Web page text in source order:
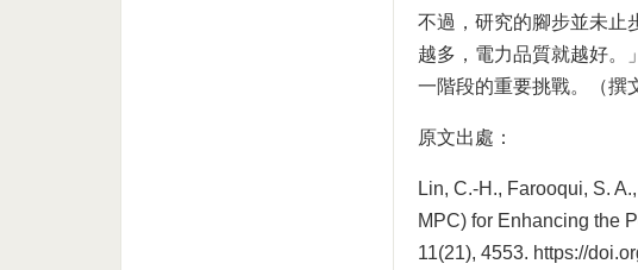
不過，研究的腳步並未止
越多，電力品質就越好。
一階段的重要挑戰。（撰
原文出處：
Lin, C.-H., Farooqui, S.
MPC) for Enhancing the
11(21), 4553. https://